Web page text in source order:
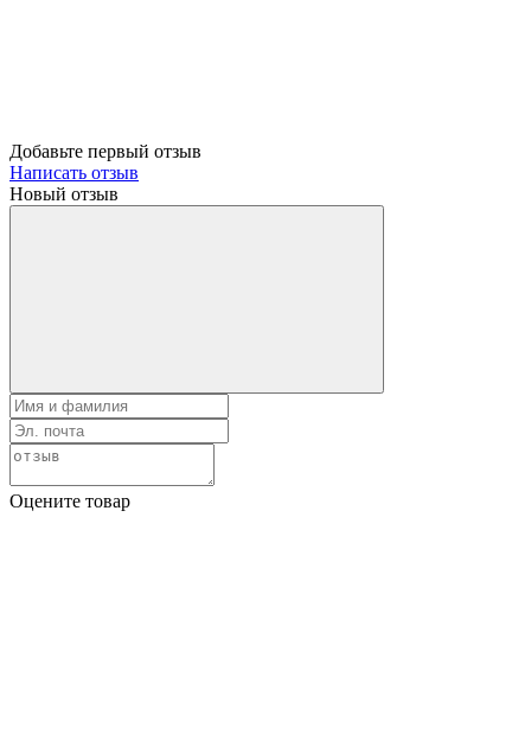
Добавьте первый отзыв
Написать отзыв
Новый отзыв
Оцените товар